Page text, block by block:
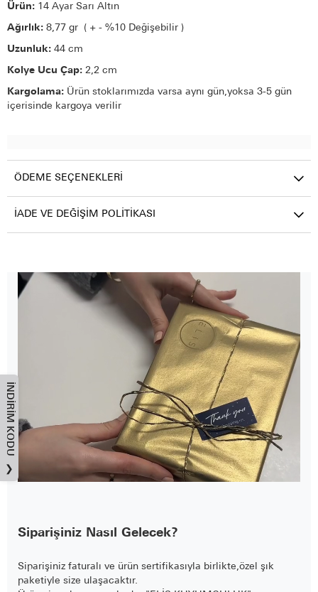
Ürün: 14 Ayar Sarı Altın
Ağırlık: 8,77 gr ( + - %10 Değişebilir )
Uzunluk: 44 cm
Kolye Ucu Çap: 2,2 cm
Kargolama: Ürün stoklarımızda varsa aynı gün,yoksa 3-5 gün
içerisinde kargoya verilir
ÖDEME SEÇENEKLERI
İADE VE DEĞIŞIM POLITIKASI
Siparişiniz Nasıl Gelecek?
Siparişiniz faturalı ve ürün sertifikasıyla birlikte,özel şık
paketiyle size ulaşacaktır.
İNDIRIM KODU
❯